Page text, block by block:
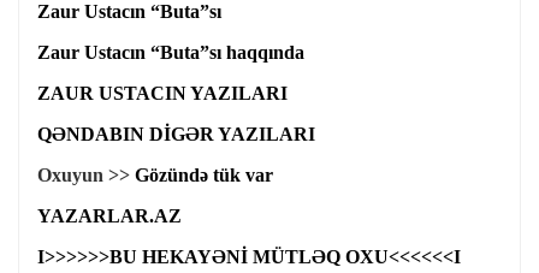
Zaur Ustacın “Buta”sı
Zaur Ustacın “Buta”sı haqqında
ZAUR USTACIN YAZILARI
QƏNDABIN DİGƏR YAZILARI
Oxuyun >> Gözündə tük var
YAZARLAR.AZ
I>>>>>>BU HEKAYƏNİ MÜTLƏQ OXU<<<<<<I